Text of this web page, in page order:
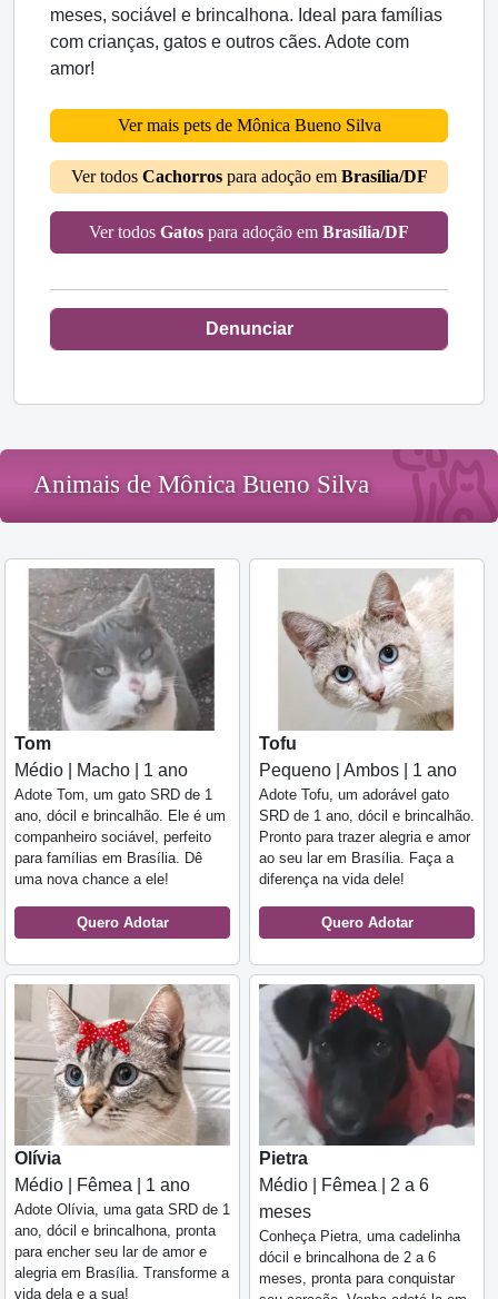
meses, sociável e brincalhona. Ideal para famílias
com crianças, gatos e outros cães. Adote com
amor!
Ver mais pets de Mônica Bueno Silva
Ver todos Cachorrospara adoção em Brasília/DF
Ver todos Gatos para adoção em Brasília/DF
Denunciar
Animais de Mônica Bueno Silva
Tom
Médio | Macho | 1 ano
Adote Tom, um gato SRD de 1
ano, dócil e brincalhão. Ele é um
companheiro sociável, perfeito
para famílias em Brasília. Dê
uma nova chance a ele!
Quero Adotar
Tofu
Pequeno | Ambos | 1 ano
Adote Tofu, um adorável gato
SRD de 1 ano, dócil e brincalhão.
Pronto para trazer alegria e amor
ao seu lar em Brasília. Faça a
diferença na vida dele!
Quero Adotar
Olívia
Médio | Fêmea | 1 ano
Adote Olívia, uma gata SRD de 1
ano, dócil e brincalhona, pronta
para encher seu lar de amor e
alegria em Brasília. Transforme a
vida dela e a sua!
Pietra
Médio | Fêmea | 2 a 6
meses
Conheça Pietra, uma cadelinha
dócil e brincalhona de 2 a 6
meses, pronta para conquistar